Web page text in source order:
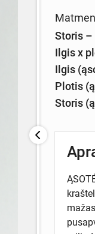
Storis –
Ilgis x
Ilgis
Plotis
Storis